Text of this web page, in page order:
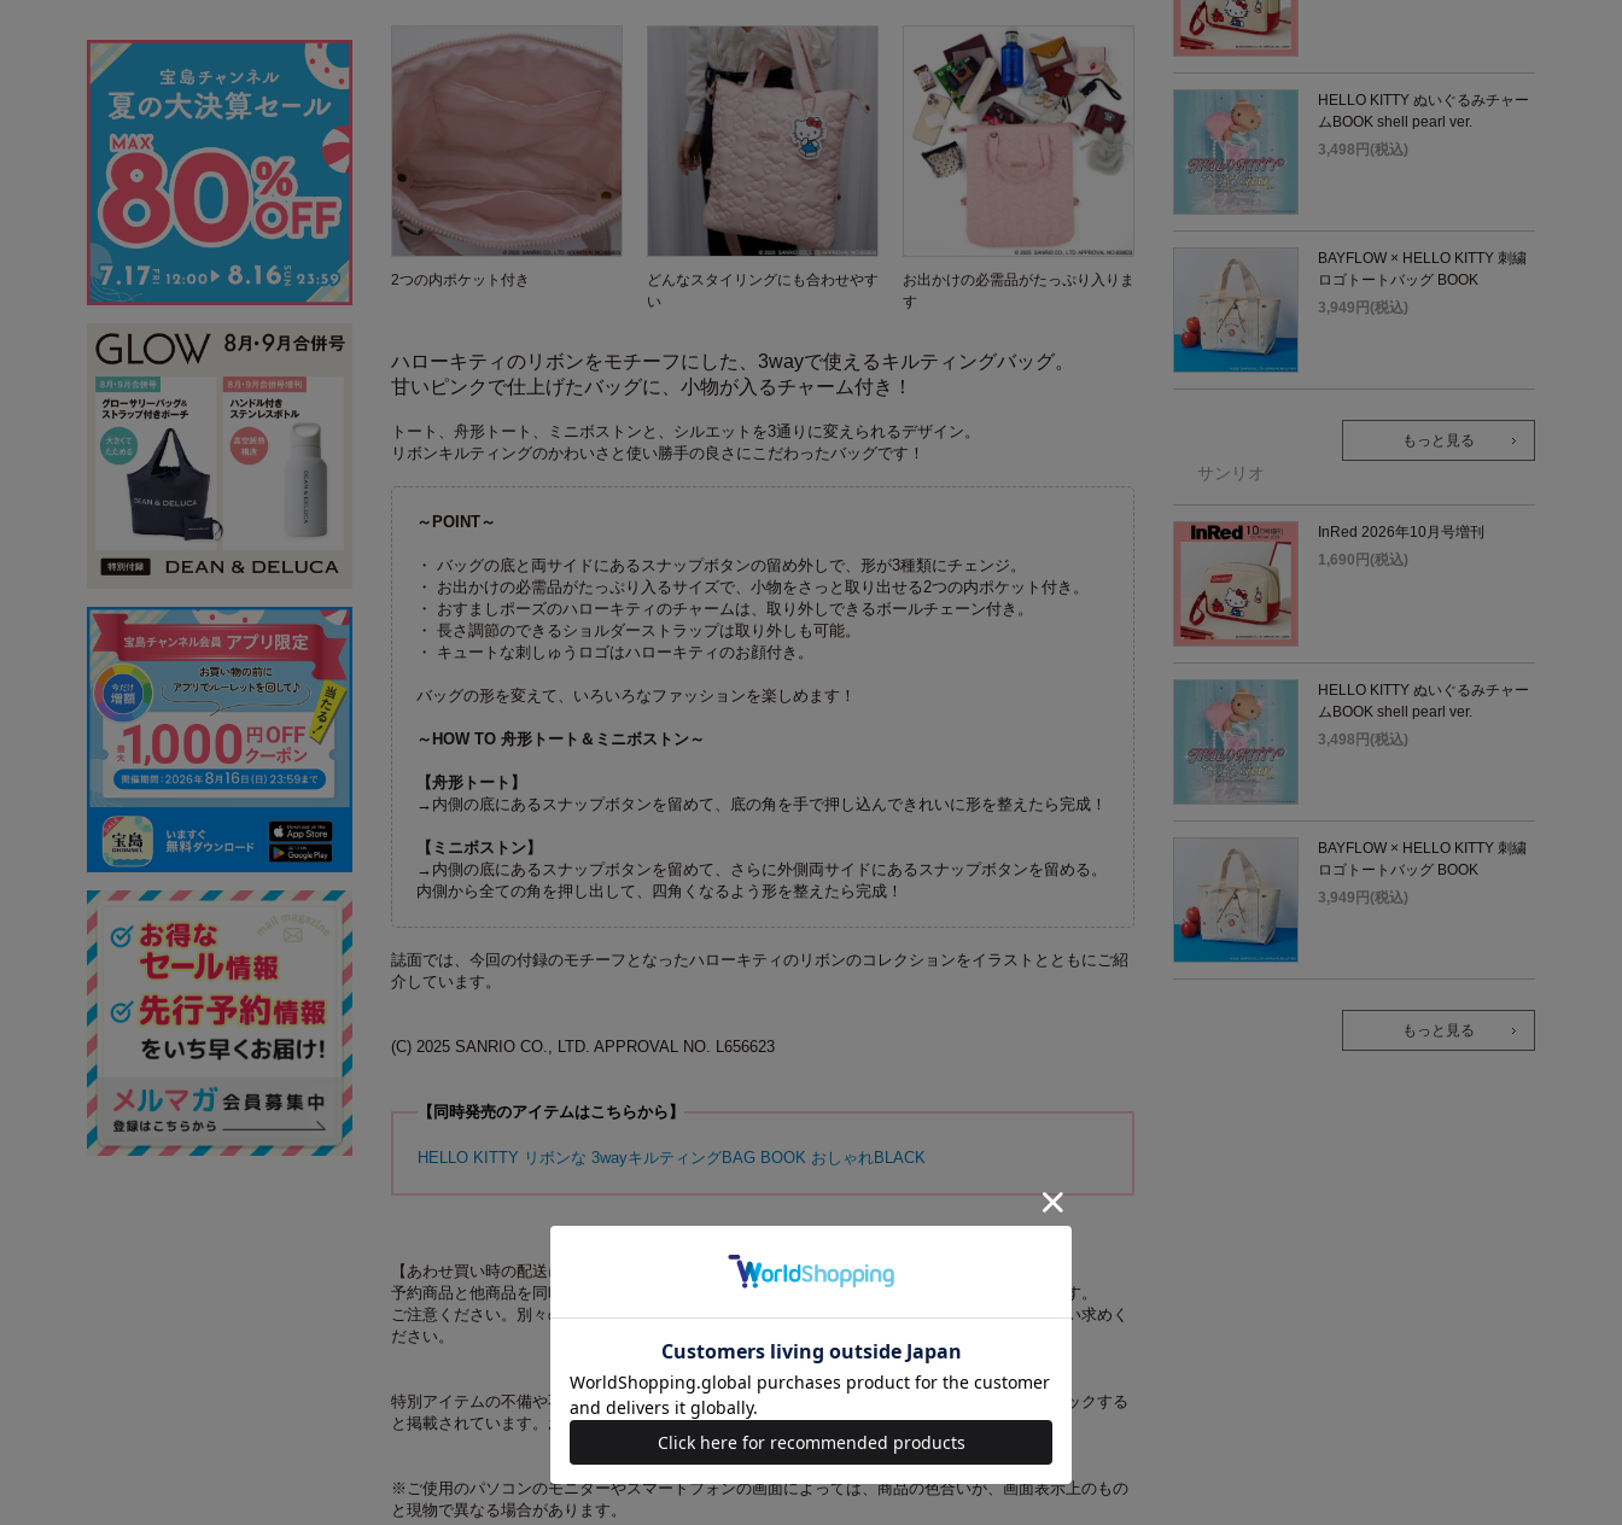
2つの内ポケット付き
どんなスタイリングにも合わせやす
い
お出かけの必需品がたっぷり入りま
す
ハローキティのリボンをモチーフにした、3wayで使えるキルティングバッグ。
甘いピンクで仕上げたバッグに、小物が入るチャーム付き！
トート、舟形トート、ミニボストンと、シルエットを3通りに変えられるデザイン。
リボンキルティングのかわいさと使い勝手の良さにこだわったバッグです！
～POINT～
・ バッグの底と両サイドにあるスナップボタンの留め外しで、形が3種類にチェンジ。
・ お出かけの必需品がたっぷり入るサイズで、小物をさっと取り出せる2つの内ポケット付き。
・ おすましポーズのハローキティのチャームは、取り外しできるボールチェーン付き。
・ 長さ調節のできるショルダーストラップは取り外しも可能。
・ キュートな刺しゅうロゴはハローキティのお顔付き。
バッグの形を変えて、いろいろなファッションを楽しめます！
～HOW TO 舟形トート＆ミニボストン～
【舟形トート】
→内側の底にあるスナップボタンを留めて、底の角を手で押し込んできれいに形を整えたら完成！
【ミニボストン】
→内側の底にあるスナップボタンを留めて、さらに外側両サイドにあるスナップボタンを留める。
内側から全ての角を押し出して、四角くなるよう形を整えたら完成！
誌面では、今回の付録のモチーフとなったハローキティのリボンのコレクションをイラストとともにご紹
介しています。
(C) 2025 SANRIO CO., LTD. APPROVAL NO. L656623
【同時発売のアイテムはこちらから】
HELLO KITTY リボンな 3wayキルティングBAG BOOK おしゃれBLACK
【あわせ買い時の配送について】
予約商品と他商品を同時にお求めの場合、最も発売日の遅い商品に合わせての一括配送となります。
ご注意ください。別々の配送をご希望の場合は、お手数をおかけしますが、それぞれ個別にお買い求めく
ださい。
特別アイテムの不備や不具合についてのお問い合わせ電話番号は、「中身を見る」ボタンをクリックする
と掲載されています。お手数をおかけしますが、そちらにてご確認ください。
※ご使用のパソコンのモニターやスマートフォンの画面によっては、商品の色合いが、画面表示上のもの
と現物で異なる場合があります。
HELLO KITTY ぬいぐるみチャー
ムBOOK shell pearl ver.
3,498円(税込)
BAYFLOW × HELLO KITTY 刺繍
ロゴトートバッグ BOOK
3,949円(税込)
もっと見る
サンリオ
InRed 2026年10月号増刊
1,690円(税込)
HELLO KITTY ぬいぐるみチャー
ムBOOK shell pearl ver.
3,498円(税込)
BAYFLOW × HELLO KITTY 刺繍
ロゴトートバッグ BOOK
3,949円(税込)
もっと見る